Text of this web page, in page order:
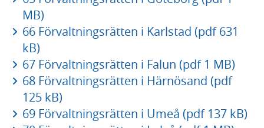
MB)
66 Förvaltningsrätten i Karlstad (pdf 631
kB)
67 Förvaltningsrätten i Falun (pdf 1 MB)
68 Förvaltningsrätten i Härnösand (pdf
125 kB)
69 Förvaltningsrätten i Umeå (pdf 137 kB)